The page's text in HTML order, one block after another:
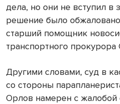
дела, но они не вступил в
решение было
старший помощник
транспортного
Другими словами, суд в
со стороны
Орлов намерен с жалобой